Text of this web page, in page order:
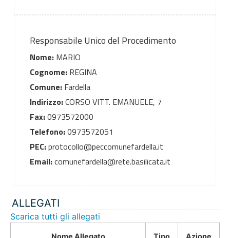
Responsabile Unico del Procedimento
Nome:MARIO
Cognome:REGINA
Comune:Fardella
Indirizzo:CORSO VITT. EMANUELE, 7
Fax:0973572000
Telefono:0973572051
PEC:protocollo@peccomunefardella.it
Email:comunefardella@rete.basilicata.it
ALLEGATI
Scarica tutti gli allegati